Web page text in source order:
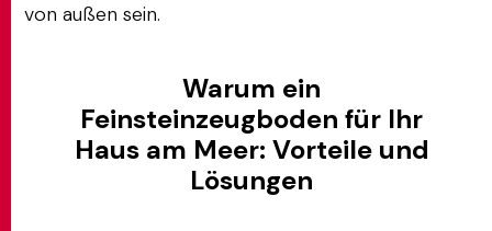
von außen sein.
Warum ein
Feinsteinzeugboden für Ihr
Haus am Meer: Vorteile und
Lösungen